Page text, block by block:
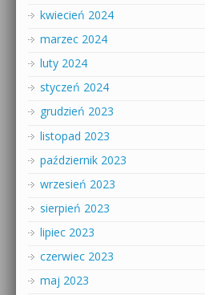
kwiecień 2024
marzec 2024
luty 2024
styczeń 2024
grudzień 2023
listopad 2023
październik 2023
wrzesień 2023
sierpień 2023
lipiec 2023
czerwiec 2023
maj 2023